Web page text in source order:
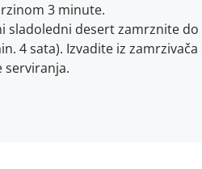
3 minute.
sladoledni desert zamrznite do
4 sata). Izvadite iz
serviranja.